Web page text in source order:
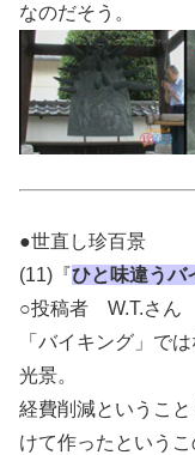
なのだそう。
●世直し珍百景
(11)『ひと味違うバ
○投稿者 W.T.さん
「バイキング」で
光景。
経費削減というこ
けて作ったというこ